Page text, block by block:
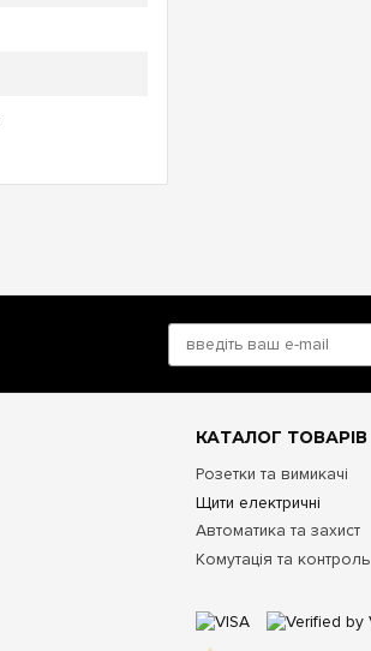
КАТАЛОГ ТОВАРІВ
Розетки та вимикачі
Щити електричні
Автоматика та захист
Комутація та контроль